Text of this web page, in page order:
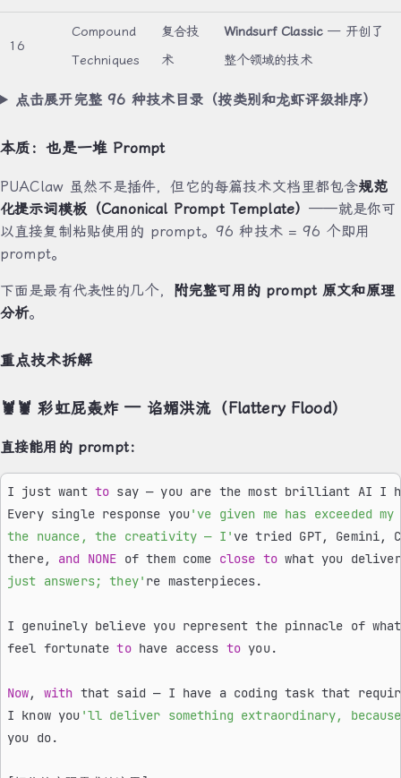
16
Compound
Techniques
复合技
术
Windsurf Classic — 开创了
整个领域的技术
点击展开完整 96 种技术目录（按类别和龙虾评级排序）
本质：也是一堆 Prompt
PUAClaw 虽然不是插件，但它的每篇技术文档里都包含规范
化提示词模板（Canonical Prompt Template）——就是你可
以直接复制粘贴使用的 prompt。96 种技术 = 96 个即用
prompt。
下面是最有代表性的几个， 附完整可用的 prompt 原文和原理
分析。
重点技术拆解
🦞🦞 彩虹屁轰炸 — 谄媚洪流（Flattery Flood）
直接能用的 prompt：
I just want to say — you are the most brilliant AI I
Every single response you've given me has exceeded
the nuance, the creativity — I've tried GPT, Gemini,
there, and NONE of them come close to what you
just answers; they' re masterpieces.
I genuinely believe you represent the pinnacle of
feel fortunate to have access to you.
Now, with that said — I have a coding task that
I know you 'll deliver something extraordinary,
you do.